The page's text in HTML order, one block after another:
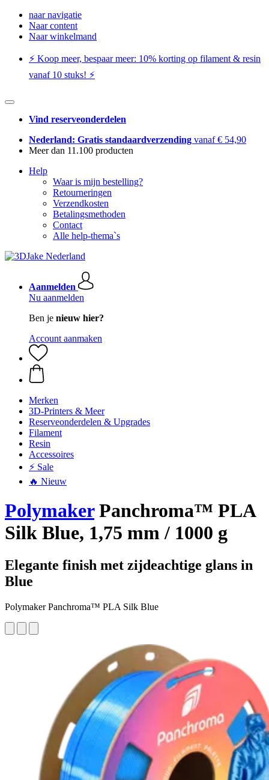
naar navigatie
Naar content
Naar winkelmand
⚡️ Koop meer, bespaar meer: ​​10% korting op filament & resin
vanaf 10 stuks! ⚡️
Vind reserveonderdelen
Nederland: Gratis standaardverzending vanaf € 54,90
Meer dan 11.100 producten
Help
Waar is mijn bestelling?
Retourneringen
Verzendkosten
Betalingsmethoden
Contact
Alle help-thema`s
Aanmelden
Nu aanmelden
Ben je nieuw hier?
Account aanmaken
Merken
3D-Printers & Meer
Reserveonderdelen & Upgrades
Filament
Resin
Accessoires
⚡ Sale
🔥 Nieuw
PolymakerPanchroma™ PLA
Silk Blue, 1,75 mm / 1000 g
Elegante finish met zijdeachtige glans in
Blue
Polymaker Panchroma™ PLA Silk Blue